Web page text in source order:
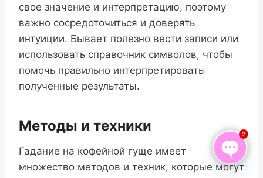
свое значение и интерпретацию, поэтому
важно сосредоточиться и доверять
интуиции. Бывает полезно вести записи или
использовать справочник символов, чтобы
помочь правильно интерпретировать
полученные результаты.
Методы и техники
Гадание на кофейной гуще имеет
множество методов и техник, которые могут
Open
2